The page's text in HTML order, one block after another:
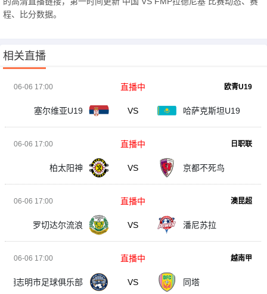
程、比分数据。
相关直播
06-06 17:00 欧青U19
塞尔维亚U19 VS 哈萨克斯坦U19
直播中
06-06 17:00 日职联
柏太阳神 VS 京都不死鸟
直播中
06-06 17:00 澳昆超
罗切达尔流浪 VS 潘尼苏拉
直播中
06-06 17:00 越南甲
胡志明市足球俱乐部 VS 同塔
直播中